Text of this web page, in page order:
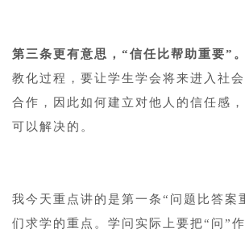
第三条更有意思，“信任比帮助重要”。
教化过程，要让学生学会将来进入社
合作，因此如何建立对他人的信任感
可以解决的。
我今天重点讲的是第一条“问题比答案
们求学的重点。学问实际上要把“问”